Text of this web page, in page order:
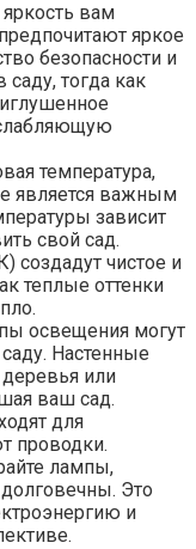
вам
яркое
безопасности и
саду, тогда как
температура,
является важным
зависит
свой сад.
создадут чистое и
теплые оттенки
освещения могут
Настенные
или
ваш сад.
для
проводки.
лампы,
Это
и